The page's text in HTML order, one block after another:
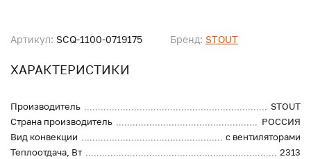
Артикул: SCQ-1100-0719175 Бренд: STOUT
ХАРАКТЕРИСТИКИ
Производитель
STOUT
Страна производитель
РОССИЯ
Вид конвекции
с вентиляторами
Теплоотдача, Вт
2313